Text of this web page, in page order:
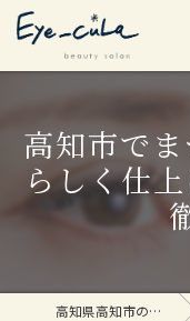
高知市で
らしく仕
高知県高知市のまつエクならEye_cuLa